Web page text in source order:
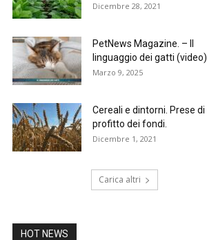
Dicembre 28, 2021
PetNews Magazine. – Il
linguaggio dei gatti (video)
Marzo 9, 2025
Cereali e dintorni. Prese di
profitto dei fondi.
Dicembre 1, 2021
Carica altri
HOT NEWS